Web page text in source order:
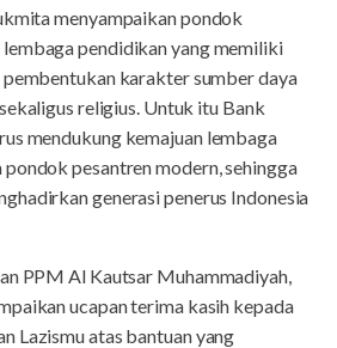
menyampaikan pondok
pendidikan yang memiliki
karakter sumber daya
religius. Untuk itu Bank
mendukung kemajuan lembaga
pesantren modern, sehingga
generasi penerus Indonesia
PPM Al Kautsar Muhammadiyah,
ucapan terima kasih kepada
Lazismu atas bantuan yang